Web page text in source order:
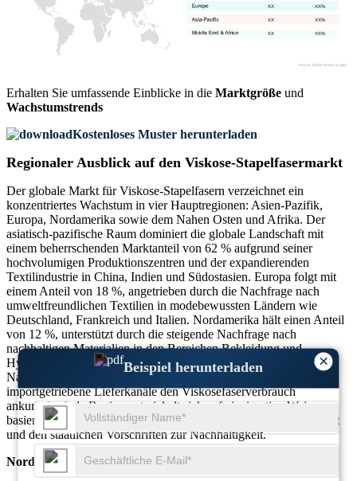
×
Beispiel herunterladen
XX%
XX
XX%
XX
XX%
XX
Erhalten Sie umfassende Einblicke in die Marktgröße und
Wachstumstrends
Kostenloses Muster herunterladen
Regionaler Ausblick auf den Viskose-Stapelfasermarkt
Der globale Markt für Viskose-Stapelfasern verzeichnet ein
konzentriertes Wachstum in vier Hauptregionen: Asien-Pazifik,
Europa, Nordamerika sowie dem Nahen Osten und Afrika. Der
asiatisch-pazifische Raum dominiert die globale Landschaft mit
einem beherrschenden Marktanteil von 62 % aufgrund seiner
hochvolumigen Produktionszentren und der expandierenden
Textilindustrie in China, Indien und Südostasien. Europa folgt mit
einem Anteil von 18 %, angetrieben durch die Nachfrage nach
umweltfreundlichen Textilien in modebewussten Ländern wie
Deutschland, Frankreich und Italien. Nordamerika hält einen Anteil
von 12 %, unterstützt durch die steigende Nachfrage nach
nachhaltigen Materialien in den Bereichen Bekleidung und
Hygiene. Mittlerweile entfällt ein Anteil von 8 % auf die Region
Naher Osten und Afrika, wobei die wachsende Infrastruktur und
importgetriebene Lieferkanäle den Viskosefaserverbrauch
ankurbeln. Jede Region entwickelt sich auf einzigartige Weise
basierend auf dem Verbraucherverhalten, der Produktionskapazität
und den staatlichen Vorschriften zur Nachhaltigkeit.
Nordamerika